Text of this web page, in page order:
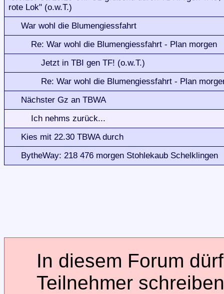
rote Lok" (o.w.T.)
War wohl die Blumengiessfahrt
Re: War wohl die Blumengiessfahrt - Plan morgen
Jetzt in TBI gen TF! (o.w.T.)
Re: War wohl die Blumengiessfahrt - Plan
Nächster Gz an TBWA
Ich nehms zurück...
Kies mit 22.30 TBWA durch
BytheWay: 218 476 morgen Stohlekaub Schelklingen
In diesem Forum
Teilnehmer